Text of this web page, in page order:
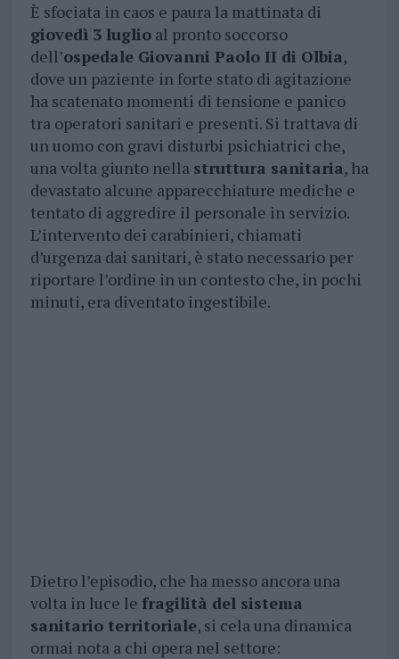
È sfociata in caos e paura la mattinata di
giovedì 3 luglioal pronto soccorso
dell’ospedale Giovanni Paolo II di Olbia,
dove un paziente in forte stato di agitazione
ha scatenato momenti di tensione e panico
tra operatori sanitari e presenti. Si trattava di
un uomo con gravi disturbi psichiatrici che,
una volta giunto nella struttura sanitaria, ha
devastato alcune apparecchiature mediche e
tentato di aggredire il personale in servizio.
L’intervento dei carabinieri, chiamati
d’urgenza dai sanitari, è stato necessario per
riportare l’ordine in un contesto che, in pochi
minuti, era diventato ingestibile.
Dietro l’episodio, che ha messo ancora una
volta in luce le fragilità del sistema
sanitario territoriale, si cela una dinamica
ormai nota a chi opera nel settore: